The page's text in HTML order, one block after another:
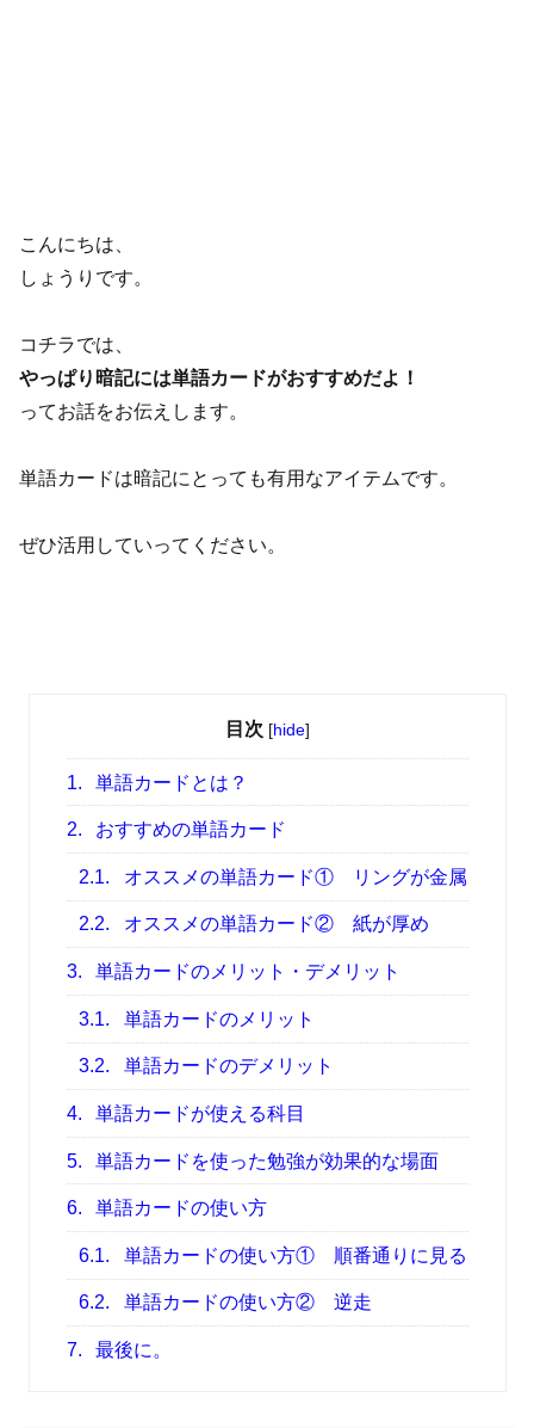
こんにちは、
しょうりです。
コチラでは、
やっぱり暗記には単語カードがおすすめだよ！
ってお話をお伝えします。
単語カードは暗記にとっても有用なアイテムです。
ぜひ活用していってください。
目次 [hide]
1. 単語カードとは？
2. おすすめの単語カード
2.1. オススメの単語カード① リングが金属
2.2. オススメの単語カード② 紙が厚め
3. 単語カードのメリット・デメリット
3.1. 単語カードのメリット
3.2. 単語カードのデメリット
4. 単語カードが使える科目
5. 単語カードを使った勉強が効果的な場面
6. 単語カードの使い方
6.1. 単語カードの使い方① 順番通りに見る
6.2. 単語カードの使い方② 逆走
7. 最後に。